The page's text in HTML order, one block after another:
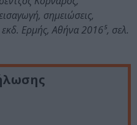
σημειώσεις,
Ερμής, Αθήνα 2016⁵, σελ.